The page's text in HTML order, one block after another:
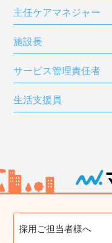
主任ケアマネジャー
施設長
サービス管理責任者
生活支援員
採用ご担当者様へ